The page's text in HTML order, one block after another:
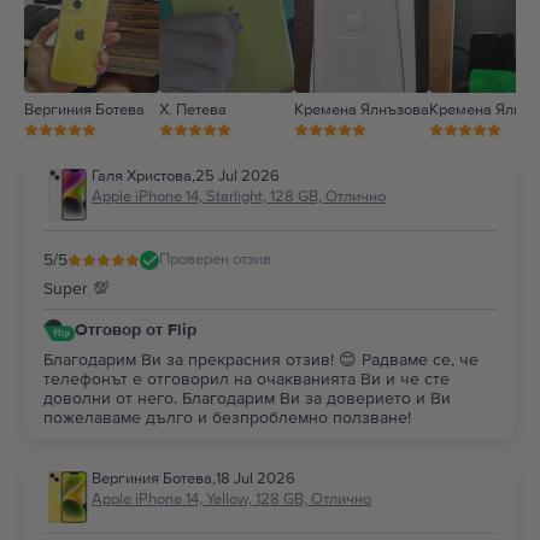
Вергиния Ботева Х. Петева Кремена ЯлнъзоваКремена
Галя Христова,25 Jul 2026
Apple iPhone 14, Starlight, 128 GB, Отлично
5/5 Проверен отзив
Super 💯
Отговор от Flip
Благодарим Ви за прекрасния отзив! 😊 Радваме се, че
телефонът е отговорил на очакванията Ви и че сте
доволни от него. Благодарим Ви за доверието и Ви
пожелаваме дълго и безпроблемно ползване!
Вергиния Ботева,18 Jul 2026
Apple iPhone 14, Yellow, 128 GB, Отлично